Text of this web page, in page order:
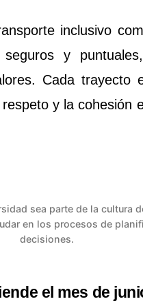
inclusivo
seguros y
Cada trayecto
y la cohesión
sea parte de la cultura
en los procesos de
decisiones.
el mes de